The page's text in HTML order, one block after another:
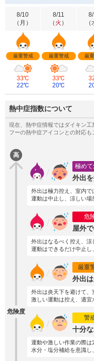
8/10
（ 月 ）
厳重警戒
33℃
22℃
8/11
（ 火 ）
厳重警戒
33℃
20℃
（
厳
熱中症指数について
高
危険度
極め
外出
外出は極力控え、室内で
運動は中止し、涼しい場
危
屋外
外出はなるべく控え、涼
運動はできるだけ中止し
厳重
外出
外出は炎天下を避けて、
激しい運動は控え、適宜
警
十分
運動や激しい作業の際は
水分・塩分補給を意識し